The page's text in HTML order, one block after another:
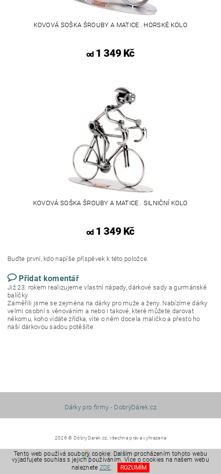
KOVOVÁ SOŠKA ŠROUBY A MATICE . HORSKÉ KOLO
od1 349 Kč
KOVOVÁ SOŠKA ŠROUBY A MATICE . SILNIČNÍ KOLO
od1 349 Kč
Buďte první, kdo napíše příspěvek k této položce.
Přidat komentář
Již 23. rokem realizujeme vlastní nápady, dárkové sady a gurmánské
balíčky.
Zaměřili jsme se zejména na dárky pro muže a ženy. Nabízíme dárky
velmi osobní s věnováním a nebo i takové, které můžete darovat
někomu, koho vídáte zřídka, víte o něm docela maličko a přesto ho
naší dárkovou sadou potěšíte.
Dárky pro firmy - DobrýDárek.cz
2026 © DobryDarek.cz, všechna práva vyhrazena
Vytvořil Shoptet
Tento web používá soubory cookie. Dalším procházením tohoto webu
vyjadřujete souhlas s jejich používáním. Více o cookies na našem webu
naleznete ZDE ROZUMÍM